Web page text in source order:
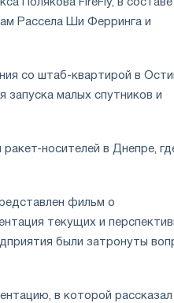
Полякова FireFly, в составе
Рассела Ши Ферринга и
со штаб-квартирой в
запуска малых спутников и
носителей в Днепре,
фильм о
текущих и
были затронуты
в которой рассказал